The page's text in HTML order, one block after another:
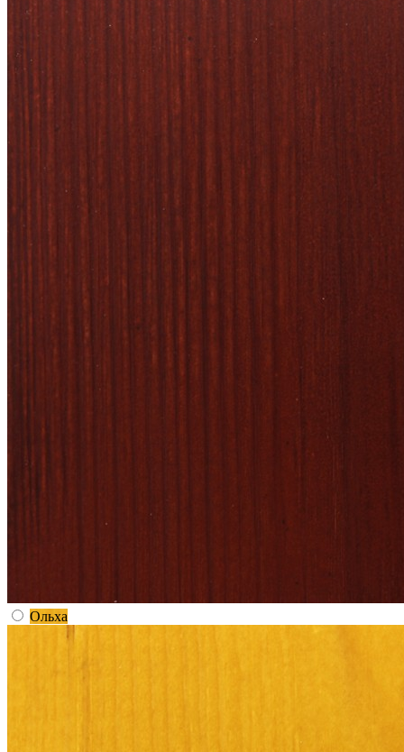
Ольха